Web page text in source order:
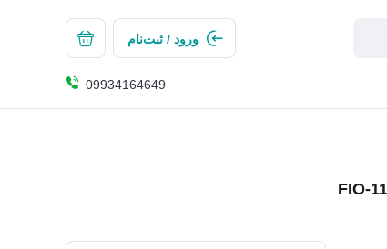
ورود / ثبت‌نام
09934164649